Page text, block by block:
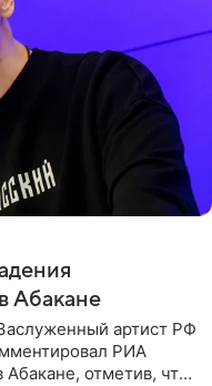
Абакане
артист РФ
РИА
отметив, что